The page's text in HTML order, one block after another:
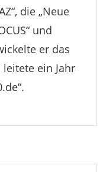
die „Neue
und
er das
leitete ein Jahr